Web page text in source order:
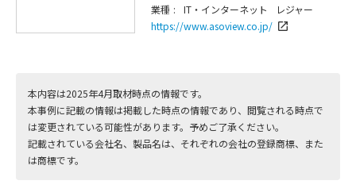
業種 :
IT・インターネット
レジャー
https://www.asoview.co.jp/ launch
本内容は2025年4月取材時点の情報です。
本事例に記載の情報は掲載した時点の情報であり、閲覧される時点で
は変更されている可能性があります。予めご了承ください。
記載されている会社名、製品名は、それぞれの会社の登録商標、また
は商標です。